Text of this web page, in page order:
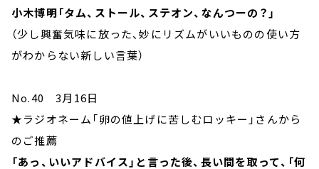
小木博明「タム、ストール、ステオン、なんつーの？」
（少し興奮気味に放った、妙にリズムがいいものの使い方
がわからない新しい言葉）
No.40 3月16日
★ラジオネーム「卵の値上げに苦しむロッキー」さんから
のご推薦
「あっ、いいアドバイス」と言った後、長い間を取って、「何